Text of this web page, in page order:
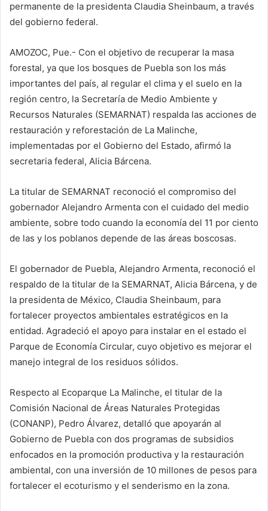
permanente de la presidenta Claudia Sheinbaum, a través
del gobierno federal.
AMOZOC, Pue.- Con el objetivo de recuperar la masa
forestal, ya que los bosques de Puebla son los más
importantes del país, al regular el clima y el suelo en la
región centro, la Secretaría de Medio Ambiente y
Recursos Naturales (SEMARNAT) respalda las acciones de
restauración y reforestación de La Malinche,
implementadas por el Gobierno del Estado, afirmó la
secretaria federal, Alicia Bárcena.
La titular de SEMARNAT reconoció el compromiso del
gobernador Alejandro Armenta con el cuidado del medio
ambiente, sobre todo cuando la economía del 11 por ciento
de las y los poblanos depende de las áreas boscosas.
El gobernador de Puebla, Alejandro Armenta, reconoció el
respaldo de la titular de la SEMARNAT, Alicia Bárcena, y de
la presidenta de México, Claudia Sheinbaum, para
fortalecer proyectos ambientales estratégicos en la
entidad. Agradeció el apoyo para instalar en el estado el
Parque de Economía Circular, cuyo objetivo es mejorar el
manejo integral de los residuos sólidos.
Respecto al Ecoparque La Malinche, el titular de la
Comisión Nacional de Áreas Naturales Protegidas
(CONANP), Pedro Álvarez, detalló que apoyarán al
Gobierno de Puebla con dos programas de subsidios
enfocados en la promoción productiva y la restauración
ambiental, con una inversión de 10 millones de pesos para
fortalecer el ecoturismo y el senderismo en la zona.